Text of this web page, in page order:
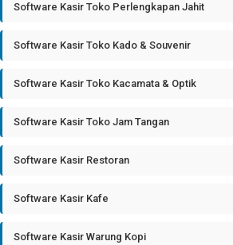
Software Kasir Toko Perlengkapan Jahit
Software Kasir Toko Kado & Souvenir
Software Kasir Toko Kacamata & Optik
Software Kasir Toko Jam Tangan
Software Kasir Restoran
Software Kasir Kafe
Software Kasir Warung Kopi